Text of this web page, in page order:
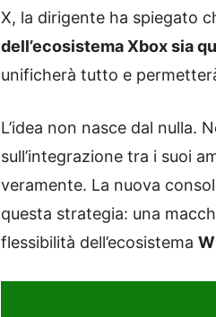
X, la dirigente ha spiegato
dell’ecosistema Xbox sia
unificherà tutto e
L’idea non nasce dal nulla.
sull’integrazione tra i suoi
veramente. La nuova
questa strategia: una
flessibilità dell’ecosistema